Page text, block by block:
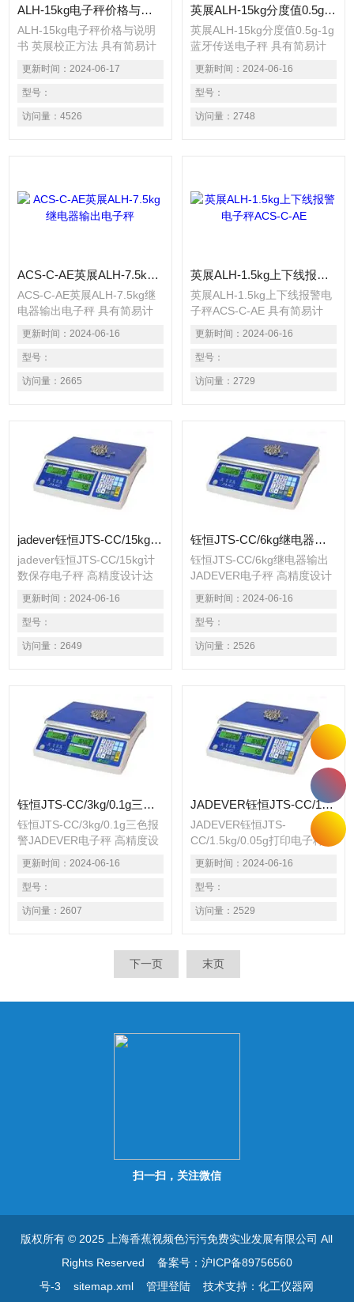
ALH-15kg电子秤价格与说明书 英展校正方法
ALH-15kg电子秤价格与说明
书 英展校正方法 具有简易计
数、计重及百分比之功能。
具有检校秤之功能。（可以设
定：HI、
OK、LO三点） 具有
自动校正、自动零点追踪之功
设计良好之运送保护点功能。
电力不足时有明确
更新时间： 2024-06-17
型号：
访问量： 4526
英展ALH-15kg分度值0.5g-1g蓝牙传送电子秤
英展ALH-15kg分度值0.5g-1g
蓝牙传送电子秤 具有简易计
数、计重及百分比之功能。
具有检校秤之功能。（可以设
定：HI、
OK、LO三点） 具有
自动校正、自动零点追踪之功
设计良好之运送保护点功能。
电力不足时有明确
更新时间： 2024-06-16
型号：
访问量： 2748
ACS-C-AE英展ALH-7.5kg继电器输出电子秤
ACS-C-AE英展ALH-7.5kg继
电器输出电子秤 具有简易计
数、计重及百分比之功能。
具有检校秤之功能。（可以设
定：HI、OK、
LO三点） 具有自动校正、自
动零点追踪之功能。 具有15
示清晰易读，具有EL背光功
能。 具有设计良好之运送保
护点功能。电力不足时有明确
更新时间： 2024-06-16
型号：
访问量： 2665
英展ALH-1.5kg上下线报警电子秤ACS-C-AE
英展ALH-1.5kg上下线报警电
子秤ACS-C-AE 具有简易计
数、计重及百分比之功能。
具有检校秤之功能。（可以设
定：HI、OK、LO
三点） 具有自动校正、自动
零点追踪之功能。 具有15段
示清晰易读，具有EL背光功
能。 具有设计良好之运送保
护点功能。电力不足时有明确
更新时间： 2024-06-16
型号：
访问量： 2729
jadever钰恒JTS-CC/15kg计数保存电子秤
jadever钰恒JTS-CC/15kg计
数保存电子秤 高精度设计达
1/15000，精确稳定，Z高可
设1/60000； 采用充电、插电
两用方式，供选择，免除电源
不稳定或 停电困扰； 具有20
笔单重记忆功能； 具有自动
正功能，确保精准度；
更新时间： 2024-06-16
型号：
访问量： 2649
钰恒JTS-CC/6kg继电器输出JADEVER电子秤
钰恒JTS-CC/6kg继电器输出
JADEVER电子秤 高精度设计
达1/15000，精确稳定，Z高
可设1/60000； 采用充电、插
电两用方式，供选择，免除电
源不稳定或 停电困扰； 具有
20笔单重记忆功能； 具有自
校正功能，确保精准度；
更新时间： 2024-06-16
型号：
访问量： 2526
钰恒JTS-CC/3kg/0.1g三色报警JADEVER电子秤
钰恒JTS-CC/3kg/0.1g三色报
警JADEVER电子秤 高精度设
计达1/15000，精确稳定，Z
高可设1/60000； 采用充电、
插电两用方式，供选择，免除
电源不稳定或 停电困扰； 具
有20笔单重记忆功能； 具有
准确度； 具有单点校正及多
点校正功能，确保精准度；
更新时间： 2024-06-16
型号：
访问量： 2607
JADEVER钰恒JTS-CC/1.5kg/0.05g打印电子秤
JADEVER钰恒JTS-
CC/1.5kg/0.05g打印电子秤
高精度设计达1/15000，精确
稳定，Z高可设1/60000； 采
用充电、插电两用方式，供选
择，免除电源不稳定或 停电
困扰； 具有20笔单重记忆功
能，确保计数准确度； 具有
单点校正及多点校正功能，确
更新时间： 2024-06-16
型号：
访问量： 2529
下一页 末页
扫一扫，关注微信
版权所有 © 2025 上海香蕉视频色污污免费实业发展有限公司 All
Rights Reserved 备案号：沪ICP备89756560
号-3
sitemap.xml 管理登陆 技术支持：化工仪器网